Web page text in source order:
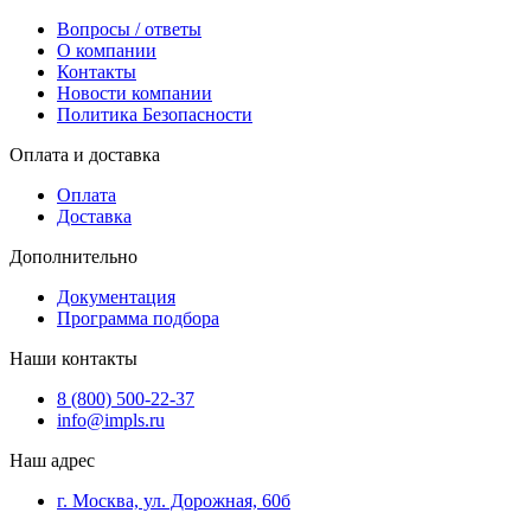
Вопросы / ответы
О компании
Контакты
Новости компании
Политика Безопасности
Оплата и доставка
Оплата
Доставка
Дополнительно
Документация
Программа подбора
Наши контакты
8 (800) 500-22-37
info@impls.ru
Наш адрес
г. Москва, ул. Дорожная, 60б